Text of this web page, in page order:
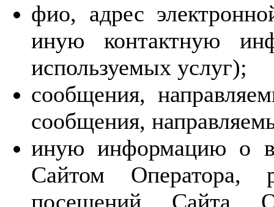
фио, адрес
иную контактную
используемых услуг);
сообщения,
сообщения,
иную информацию о
Сайтом Оператора,
посещений Сайта